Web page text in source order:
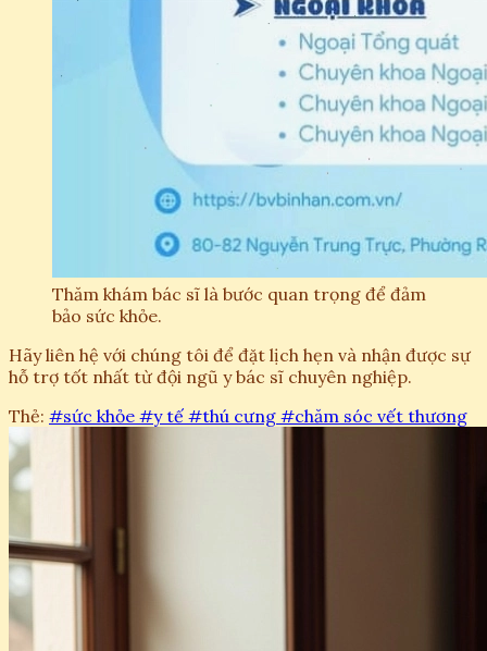
Thăm khám bác sĩ là bước quan trọng để đảm
bảo sức khỏe.
Hãy liên hệ với chúng tôi để đặt lịch hẹn và nhận được sự
hỗ trợ tốt nhất từ đội ngũ y bác sĩ chuyên nghiệp.
Thẻ: #sức khỏe #y tế #thú cưng #chăm sóc vết thương